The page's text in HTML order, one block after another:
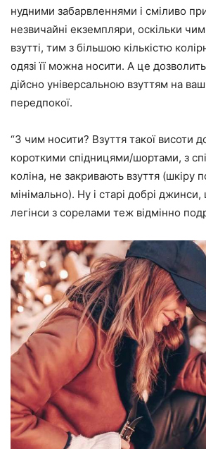
нудними забарвленнями і сміливо
незвичайні екземпляри, оскільки
взутті, тим з більшою кількістю
одязі її можна носити. А це
дійсно універсальною взуттям на
передпокої.
“З чим носити? Взуття такої висоти
короткими спідницями/шортами, з
коліна, не закривають взуття (шкіру
мінімально). Ну і старі добрі джинси,
легінси з сорелами теж відмінно